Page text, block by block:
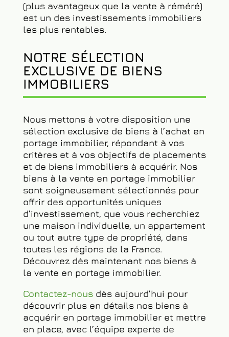
(plus avantageux que la vente à réméré)
est un des investissements immobiliers
les plus rentables.
NOTRE SÉLECTION
EXCLUSIVE DE BIENS
IMMOBILIERS
Nous mettons à votre disposition une
sélection exclusive de biens à l’achat en
portage immobilier, répondant à vos
critères et à vos objectifs de placements
et de biens immobiliers à acquérir. Nos
biens à la vente en portage immobilier
sont soigneusement sélectionnés pour
offrir des opportunités uniques
d’investissement, que vous recherchiez
une maison individuelle, un appartement
ou tout autre type de propriété, dans
toutes les régions de la France.
Découvrez dès maintenant nos biens à
la vente en portage immobilier.
Contactez-nousdès aujourd’hui pour
découvrir plus en détails nos biens à
acquérir en portage immobilier et mettre
en place, avec l’équipe experte de